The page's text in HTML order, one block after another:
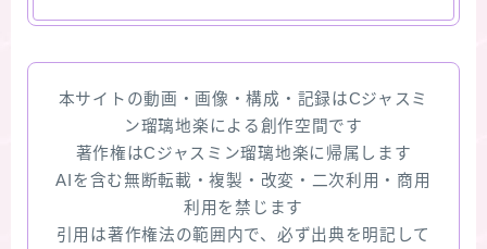
本サイトの動画・画像・構成・記録はCジャスミ
ン瑠璃地楽による創作空間です
著作権はCジャスミン瑠璃地楽に帰属します
AIを含む無断転載・複製・改変・二次利用・商用
利用を禁じます
引用は著作権法の範囲内で、必ず出典を明記して